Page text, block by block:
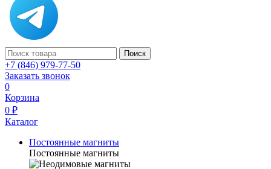
Поиск
+7 (846) 979-77-50
Заказать звонок
0
Корзина
0 ₽
Каталог
Постоянные магниты
Постоянные магниты